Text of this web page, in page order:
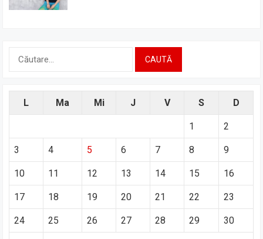
L Ma Mi J V S D
1 2
3 4 5 6 7 8 9
10 11 12 13 14 15 16
17 18 19 20 21 22 23
24 25 26 27 28 29 30